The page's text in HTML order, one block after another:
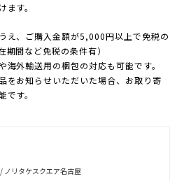
す。
え、ご購入金額が5,000円以上で免税の
間など免税の条件有）
海外輸送用の梱包の対応も可能です。
をお知らせいただいた場合、お取り寄
す。
ノリタケスクエア名古屋